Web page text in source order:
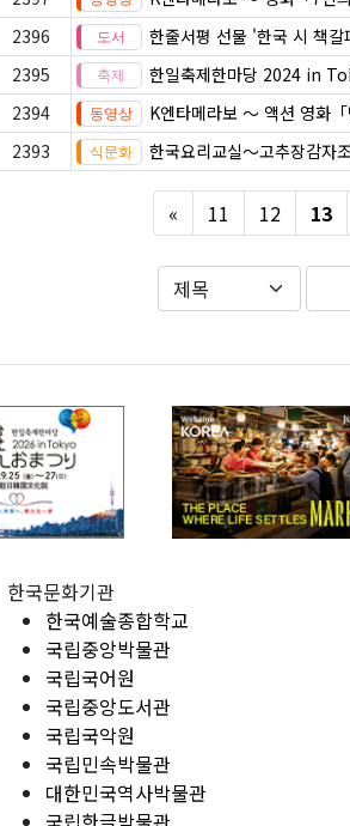
2396
한줄서평 선물 '한국 시 책
2395
한일축제한마당 2024 in
2394
K엔타메라보 ～ 액션 영화「
2393
한국요리교실〜고추장감자
« Previous
11 12 13
한국문화기관
한국예술종합학교
국립중앙박물관
국립국어원
국립중앙도서관
국립국악원
국립민속박물관
대한민국역사박물관